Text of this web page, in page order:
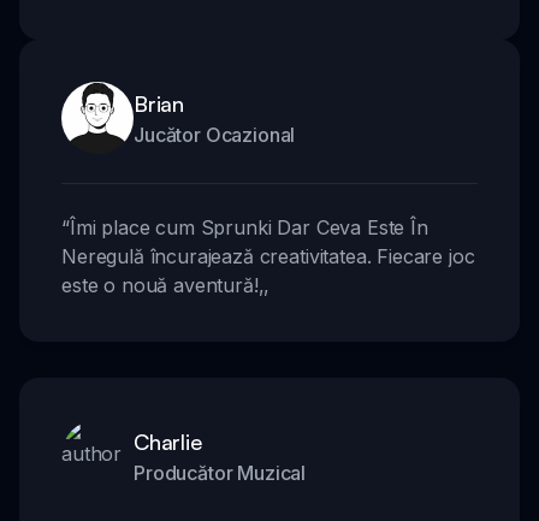
Brian
Jucător Ocazional
“Îmi place cum Sprunki Dar Ceva Este În
Neregulă încurajează creativitatea. Fiecare joc
este o nouă aventură!,,
Charlie
Producător Muzical